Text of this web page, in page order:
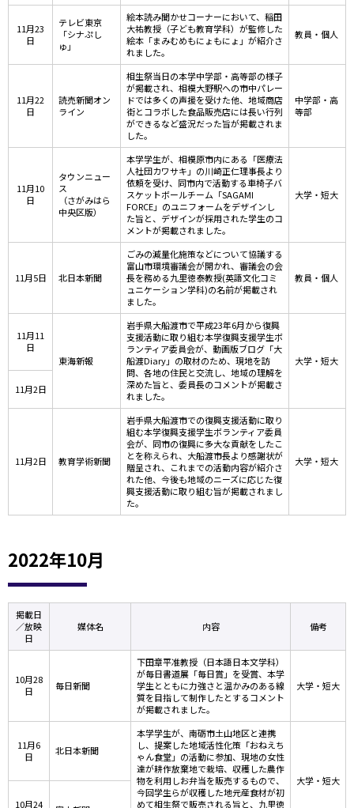
11月23
日
テレビ東京
「シナぷし
ゅ」
絵本読み聞かせコーナーにおいて、稲田
大祐教授（子ども教育学科）が監修した
絵本「まみむめもにょもにょ」が紹介さ
れました。
教員・個人
11月22
日
読売新聞オン
ライン
相生祭当日の本学中学部・高等部の様子
が掲載され、相模大野駅への市中パレー
ドでは多くの声援を受けた他、地域商店
街とコラボした食品販売店には長い行列
ができるなど盛況だった旨が掲載されま
した。
中学部・高
等部
11月10
日
タウンニュー
ス
（さがみはら
中央区版）
本学学生が、相模原市内にある「医療法
人社団カワサキ」の川崎正仁理事長より
依頼を受け、同市内で活動する車椅子バ
スケットボールチーム「SAGAMI
FORCE」のユニフォームをデザインし
た旨と、デザインが採用された学生のコ
メントが掲載されました。
大学・短大
11月5日 北日本新聞
ごみの減量化施策などについて協議する
富山市環境審議会が開かれ、審議会の会
長を務める九里徳泰教授(英語文化コミ
ュニケーション学科)の名前が掲載され
ました。
教員・個人
11月11
日
東海新報
岩手県大船渡市で平成23年6月から復興
支援活動に取り組む本学復興支援学生ボ
ランティア委員会が、動画版ブログ「大
船渡Diary」の取材のため、現地を訪
問、各地の住民と交流し、地域の理解を
深めた旨と、委員長のコメントが掲載さ
れました。
大学・短大
11月2日
11月2日 教育学術新聞
岩手県大船渡市での復興支援活動に取り
組む本学復興支援学生ボランティア委員
会が、同市の復興に多大な貢献をしたこ
とを称えられ、大船渡市長より感謝状が
贈呈され、これまでの活動内容が紹介さ
れた他、今後も地域のニーズに応じた復
興支援活動に取り組む旨が掲載されまし
た。
大学・短大
2022年10月
掲載日
／放映
日
媒体名 内容 備考
10月28
日
毎日新聞
下田章平准教授（日本語日本文学科）
が毎日書道展「毎日賞」を受賞、本学
学生とともに力強さと温かみのある線
質を目指して制作したとするコメント
が掲載されました。
大学・短大
11月6
日
北日本新聞
本学学生が、南砺市土山地区と連携
し、提案した地域活性化策「おねえち
ゃん食堂」の活動に参加、現地の女性
達が耕作放棄地で栽培、収穫した農作
物を利用しお弁当を販売するもので、
今回学生らが収穫した地元産食材が初
めて相生祭で販売される旨と、九里徳
大学・短大
10月24